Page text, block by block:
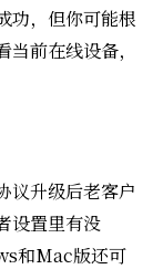
功，但你可能根
前在线设备，
议升级后老客户
设置里有没
和Mac版还可